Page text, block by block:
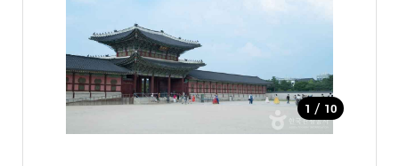
1 / 10